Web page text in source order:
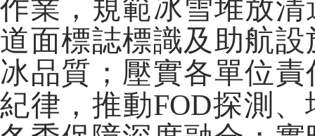
作業，規範冰雪堆放
道面標誌標識及助航
冰品質；壓實各單位
紀律，推動FOD探測